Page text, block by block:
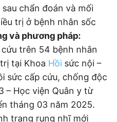
chẩn đoán và mối
trị ở bệnh nhân sốc
và phương pháp:
trên 54 bệnh nhân
tại Khoa Hồi sức nội –
sức cấp cứu, chống độc
– Học viện Quân y từ
tháng 03 năm 2025.
trạng rung nhĩ mới